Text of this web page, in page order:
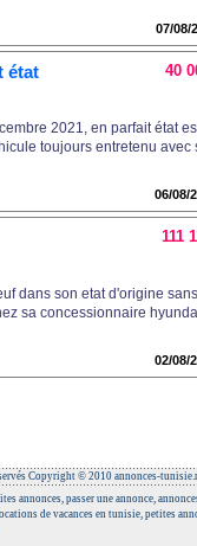
07/08/
état 40
2021, en parfait état
toujours entretenu avec
06/08/
111
dans son etat d'origine
sa concessionnaire
02/08/
Copyright © 2010 annonces-
annonces, passer une annonce,
de vacances en tunisie, petites